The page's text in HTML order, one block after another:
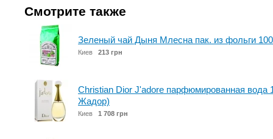
Смотрите также
Зеленый чай Дыня Млесна пак. из фольги 100
Киев 213 грн
Christian Dior J'adore парфюмированная вода
Жадор)
Киев 1 708 грн